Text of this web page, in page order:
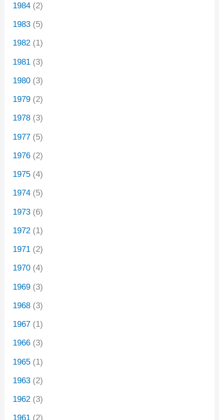
1984 (2)
1983 (5)
1982 (1)
1981 (3)
1980 (3)
1979 (2)
1978 (3)
1977 (5)
1976 (2)
1975 (4)
1974 (5)
1973 (6)
1972 (1)
1971 (2)
1970 (4)
1969 (3)
1968 (3)
1967 (1)
1966 (3)
1965 (1)
1963 (2)
1962 (3)
1961 (2)